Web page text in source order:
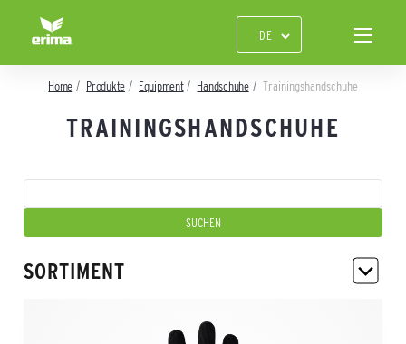
Home Produkte Equipment Handschuhe Trainingshandschuhe
TRAININGSHANDSCHUHE
SORTIMENT